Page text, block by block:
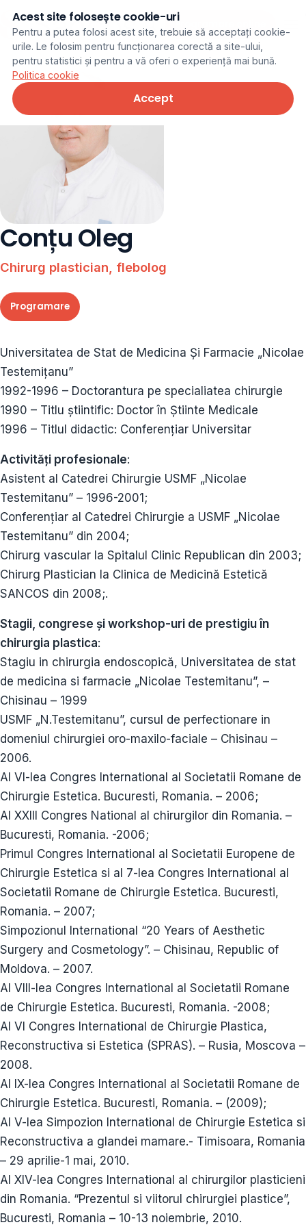
Programare online
Conțu Oleg
Chirurg plastician, flebolog
Programare
Universitatea de Stat de Medicina Și Farmacie „Nicolae
Testemițanu”
1992-1996 – Doctorantura pe specialiatea chirurgie
1990 – Titlu știintific: Doctor în Știinte Medicale
1996 – Titlul didactic: Conferențiar Universitar
Activități profesionale:
Asistent al Catedrei Chirurgie USMF „Nicolae
Testemitanu” – 1996-2001;
Conferențiar al Catedrei Chirurgie a USMF „Nicolae
Testemitanu” din 2004;
Chirurg vascular la Spitalul Clinic Republican din 2003;
Chirurg Plastician la Clinica de Medicină Estetică
SANCOS din 2008;.
Stagii, congrese și workshop-uri de prestigiu în
chirurgia plastica:
Stagiu in chirurgia endoscopică, Universitatea de stat
de medicina si farmacie „Nicolae Testemitanu”, –
Chisinau – 1999
USMF „N.Testemitanu”, cursul de perfectionare in
domeniul chirurgiei oro-maxilo-faciale – Chisinau –
2006.
Al VI-lea Congres International al Societatii Romane de
Chirurgie Estetica. Bucuresti, Romania. – 2006;
Al XXIII Congres National al chirurgilor din Romania. –
Bucuresti, Romania. -2006;
Primul Congres International al Societatii Europene de
Chirurgie Estetica si al 7-lea Congres International al
Societatii Romane de Chirurgie Estetica. Bucuresti,
Romania. – 2007;
Simpozionul International “20 Years of Aesthetic
Surgery and Cosmetology”. – Chisinau, Republic of
Moldova. – 2007.
Al VIII-lea Congres International al Societatii Romane
de Chirurgie Estetica. Bucuresti, Romania. -2008;
Al VI Congres International de Chirurgie Plastica,
Reconstructiva si Estetica (SPRAS). – Rusia, Moscova –
2008.
Al IX-lea Congres International al Societatii Romane de
Chirurgie Estetica. Bucuresti, Romania. – (2009);
Al V-lea Simpozion International de Chirurgie Estetica si
Reconstructiva a glandei mamare.- Timisoara, Romania
– 29 aprilie-1 mai, 2010.
Al XIV-lea Congres International al chirurgilor plasticieni
din Romania. “Prezentul si viitorul chirurgiei plastice”,
Bucuresti, Romania – 10-13 noiembrie, 2010.
Acest site folosește cookie-uri
Pentru a putea folosi acest site, trebuie să acceptați cookie-
urile. Le folosim pentru funcționarea corectă a site-ului,
pentru statistici și pentru a vă oferi o experiență mai bună.
Politica cookie
Accept